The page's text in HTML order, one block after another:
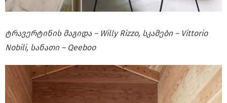
ტრავერტინის მაგიდა – Willy Rizzo, სკამები – Vittorio
Nobili, სანათი – Qeeboo